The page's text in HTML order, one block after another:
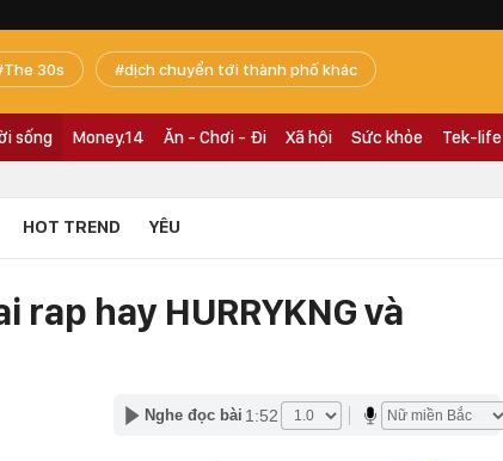
The 30s dịch chuyển tới thành phố khác
sống Money.14 Ăn - Chơi - Đi Xã hội Sức khỏe Tek-life
HOT TREND YÊU
hay HURRYKNG và
Nghe đọc bài 1:52